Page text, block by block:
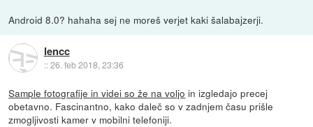
Android 8.0? hahaha sej ne moreš verjet kaki šalabajzerji.
lencc
::26. feb 2018, 23:36
Sample fotografije in videi so že na voljo in izgledajo precej
obetavno. Fascinantno, kako daleč so v zadnjem času prišle
zmogljivosti kamer v mobilni telefoniji.